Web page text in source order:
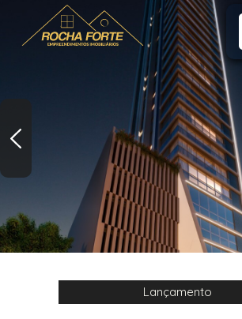
Lançamento